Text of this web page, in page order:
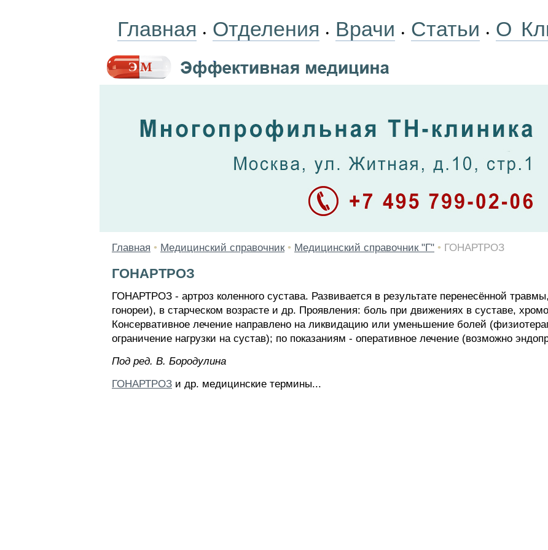
Главная • Отделения • Врачи • Статьи • О
Главная • Медицинский справочник • Медицинский справочник "Г" • ГОНАРТРОЗ
ГОНАРТРОЗ
ГОНАРТРОЗ - артроз коленного сустава. Развивается в результате перенесённой
гонореи), в старческом возрасте и др. Проявления: боль при движениях в суставе,
Консервативное лечение направлено на ликвидацию или уменьшение болей
ограничение нагрузки на сустав); по показаниям - оперативное лечение (возможно
Пoд peд. B. Бopoдyлинa
ГОНАРТРОЗ и др. медицинские термины...